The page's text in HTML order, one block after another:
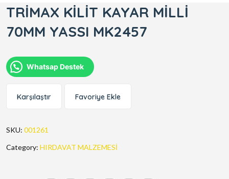
TRİMAX KİLİT KAYAR MİLLİ
70MM YASSI MK2457
Whatsap Destek
Karşılaştır Favoriye Ekle
SKU: 001261
Category: HIRDAVAT MALZEMESİ